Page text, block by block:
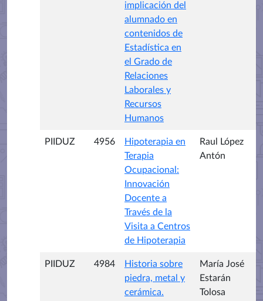
implicación del
alumnado en
contenidos de
Estadística en
el Grado de
Relaciones
Laborales y
Recursos
Humanos
PIIDUZ 4956
Hipoterapia en
Terapia
Ocupacional:
Innovación
Docente a
Través de la
Visita a Centros
de Hipoterapia
Raul López
Antón
PIIDUZ 4984
Historia sobre
piedra, metal y
cerámica.
María José
Estarán
Tolosa